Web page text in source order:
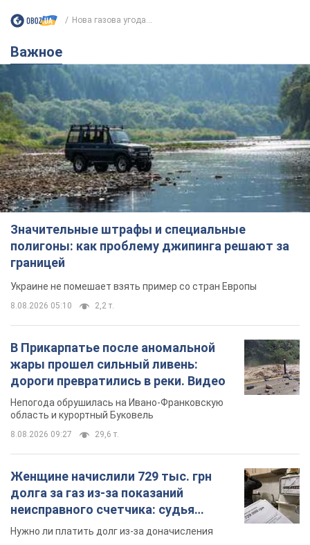
Нова газова угода...
Важное
Значительные штрафы и специальные
полигоны: как проблему джипинга решают за
границей
Украине не помешает взять пример со стран Европы
8.08.2026 05:10 2,2 т.
В Прикарпатье после аномальной
жары прошел сильный ливень:
дороги превратились в реки. Видео
Непогода обрушилась на Ивано-Франковскую
область и курортный Буковель
8.08.2026 09:27 29,6 т.
Женщине начислили 729 тыс. грн
долга за газ из-за показаний
неисправного счетчика: судья
вынес неожиданное решение
Нужно ли платить долг из-за доначисления